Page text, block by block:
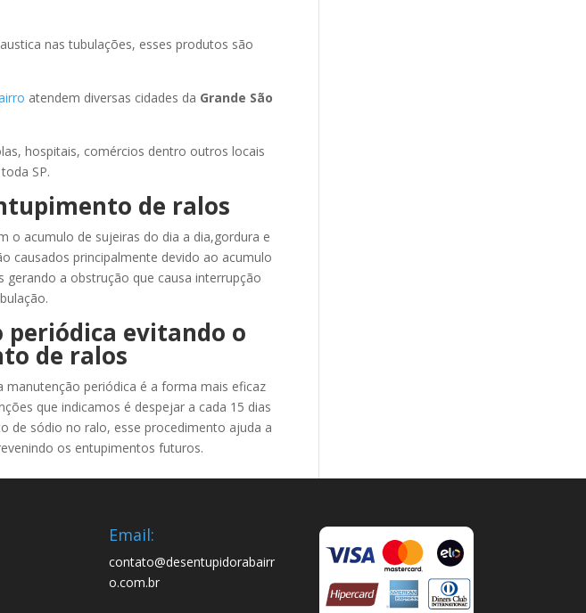
nas tubulações, esses produtos são
atendem diversas cidades da Grande São
hospitais, comércios dentro outros locais
SP.
de ralos
o acumulo de sujeiras do dia a dia,gordura e
causados principalmente devido ao acumulo
a obstrução que causa interrupção
periódica evitando o
de ralos
periódica é a forma mais eficaz
que indicamos é despejar a cada 15 dias
de sódio no ralo, esse procedimento ajuda a
os entupimentos futuros.
Email:
contato@desentupidorabairr
o.com.br